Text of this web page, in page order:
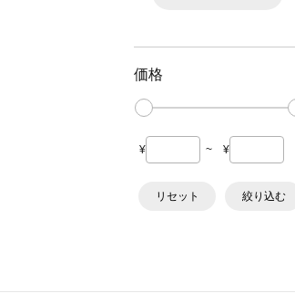
価格
¥ ~ ¥
リセット 絞り込む